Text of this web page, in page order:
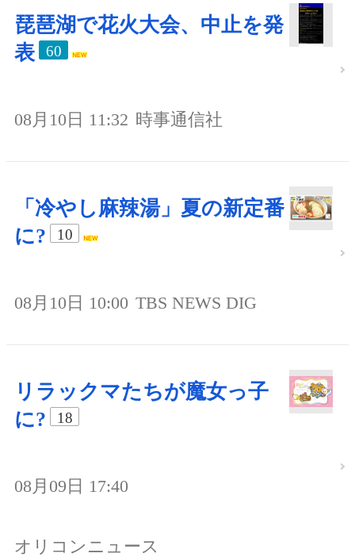
琵琶湖で花火大会、中止を発
表
60
08月10日 11:32 時事通信社
「冷やし麻辣湯」夏の新定番
に?
10
08月10日 10:00 TBS NEWS DIG
リラックマたちが魔女っ子
に?
18
08月09日 17:40
オリコンニュース